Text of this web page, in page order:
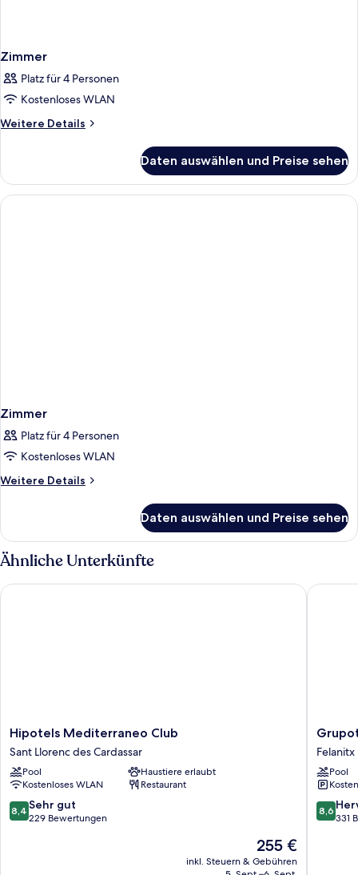
Zimmer
Platz für 4 Personen
Kostenloses WLAN
Weitere Details
Weitere
Daten auswählen und Preise sehen
Zimmer
Platz für 4 Personen
Kostenloses WLAN
Weitere Details
Weitere
Daten auswählen und Preise sehen
Ähnliche Unterkünfte
Hipotels
Mediterraneo
Club
Sant
Llorenc
des
Cardassar
Hipotels Mediterraneo Club
Sant Llorenc des Cardassar
Pool
Haustiere erlaubt
Kostenloses WLAN
Restaurant
8.4
von
8,4 Sehr gut
229 Bewertungen
Der
Preis
beträgt
255 €
inkl. Steuern & Gebühren
Hipotels Mediterraneo Club
Cala
Marsal
Natura
Hotel
Felanitx
Felanitx
Pool
8.6
von
8,6
331